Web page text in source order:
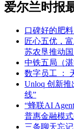
爱尔兰时报
口碑好的肥
匠心五优，
苏农垦推动
中铁五局（
数字员工 ：
Unloq 创新推
线”
“蜂联AI
普惠金融模
三条聊天忘